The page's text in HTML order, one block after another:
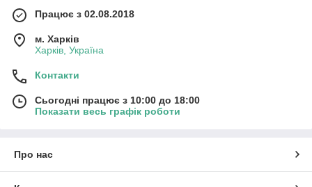
Працює з 02.08.2018
м. Харків
Харків, Україна
Контакти
Сьогодні працює з 10:00 до 18:00
Показати весь графік роботи
Про нас